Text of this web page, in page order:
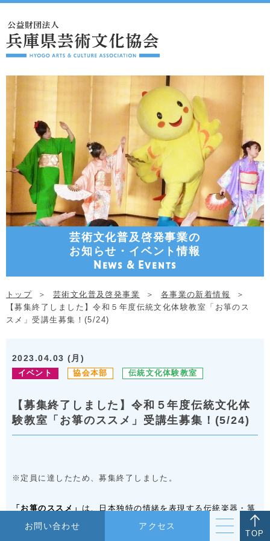
芸術文化普及啓発事業の
お知らせ・イベント情報
News & Events
トップ 芸術文化普及啓発事業
各事業の新着情報
【募集終了しました】令和５年度伝統文化体験教室「お箏のス
スメ」受講生募集！(5/24)
2023.04.03 (月)
イベント 協会本部 伝統文化体験教室
【募集終了しました】令和５年度伝統文化体
験教室「お箏のススメ」受講生募集！(5/24)
※定員に達したため、募集終了しました。
「お箏のススメ」
は、日本独特の情緒を表現する伝統楽器・箏
をより広く知っていただく講座です。
箏曲の基本的な説明を聞き、基礎練習から簡単な曲を練習しま
TOP
お問い合わせ アクセス